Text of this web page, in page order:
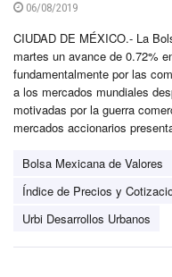
06/08/2019
CIUDAD DE MÉXICO.- La
martes un avance de 0.72%
fundamentalmente por las
a los mercados mundiales
motivadas por la guerra
mercados accionarios
Bolsa Mexicana de Valores
Índice de Precios y
Urbi Desarrollos Urbanos